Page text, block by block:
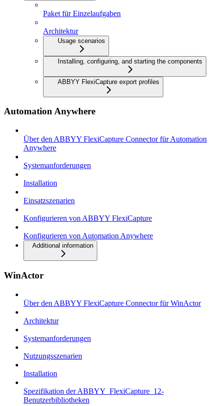
Paket für Einzelaufgaben
Architektur
Usage scenarios
Installing, configuring, and starting the components
ABBYY FlexiCapture export profiles
Automation Anywhere
Über den ABBYY FlexiCapture Connector für Automation
Anywhere
Systemanforderungen
Installation
Einsatzszenarien
Konfigurieren von ABBYY FlexiCapture
Konfigurieren von Automation Anywhere
Additional information
WinActor
Über den ABBYY FlexiCapture Connector für WinActor
Architektur
Systemanforderungen
Nutzungsszenarien
Installation
Spezifikation der ABBYY_FlexiCapture_12-
Benutzerbibliotheken